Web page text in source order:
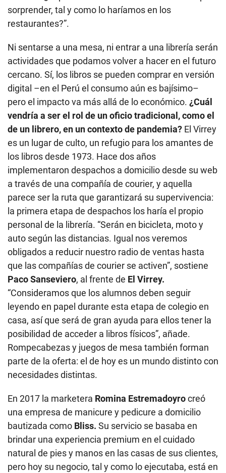
sorprender, tal y como lo haríamos en los
restaurantes?”.
Ni sentarse a una mesa, ni entrar a una librería serán
actividades que podamos volver a hacer en el futuro
cercano. Sí, los libros se pueden comprar en versión
digital –en el Perú el consumo aún es bajísimo–
pero el impacto va más allá de lo económico. ¿Cuál
vendría a ser el rol de un oficio tradicional, como el
de un librero, en un contexto de pandemia? El Virrey
es un lugar de culto, un refugio para los amantes de
los libros desde 1973. Hace dos años
implementaron despachos a domicilio desde su web
a través de una compañía de courier, y aquella
parece ser la ruta que garantizará su supervivencia:
la primera etapa de despachos los haría el propio
personal de la librería. “Serán en bicicleta, moto y
auto según las distancias. Igual nos veremos
obligados a reducir nuestro radio de ventas hasta
que las compañías de courier se activen”, sostiene
Paco Sanseviero, al frente de El Virrey.
“Consideramos que los alumnos deben seguir
leyendo en papel durante esta etapa de colegio en
casa, así que será de gran ayuda para ellos tener la
posibilidad de acceder a libros físicos”, añade.
Rompecabezas y juegos de mesa también forman
parte de la oferta: el de hoy es un mundo distinto con
necesidades distintas.
En 2017 la marketera Romina Estremadoyrocreó
una empresa de manicure y pedicure a domicilio
bautizada como Bliss. Su servicio se basaba en
brindar una experiencia premium en el cuidado
natural de pies y manos en las casas de sus clientes,
pero hoy su negocio, tal y como lo ejecutaba, está en